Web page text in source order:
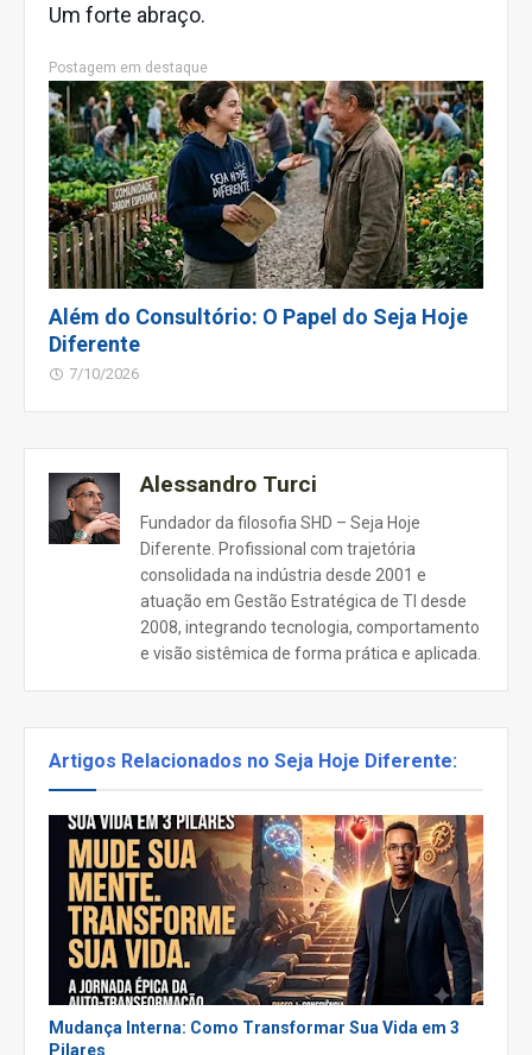
Um forte abraço.
Postagem em destaque
Além do Consultório: O Papel do Seja Hoje
Diferente
7/10/2026
Alessandro Turci
Fundador da filosofia SHD – Seja Hoje
Diferente. Profissional com trajetória
consolidada na indústria desde 2001 e
atuação em Gestão Estratégica de TI desde
2008, integrando tecnologia, comportamento
e visão sistêmica de forma prática e aplicada.
Artigos Relacionados no Seja Hoje Diferente:
Mudança Interna: Como Transformar Sua Vida em 3
Pilares